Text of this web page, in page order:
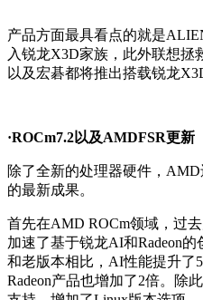
产品方面最具看点的就是
入锐龙X3D家族，此外联想拯
以及宏碁都将推出搭载锐龙
·ROCm7.2以及AMDFSR更新
除了全新的处理器硬件，
的最新成果。
首先在AMD ROCm领域，过
加速了基于锐龙AI和Radeon
和老版本相比，AI性能提升了
Radeon产品也增加了2倍。除